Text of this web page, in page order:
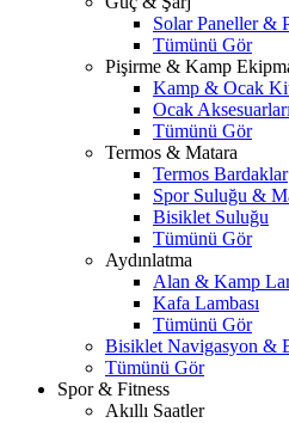
Solar Paneller &
Tümünü Gör
Pişirme & Kamp
Kamp & Ocak
Ocak Aksesuarları
Tümünü Gör
Termos & Matara
Termos Bardaklar
Spor Suluğu &
Bisiklet Suluğu
Tümünü Gör
Aydınlatma
Alan & Kamp
Kafa Lambası
Tümünü Gör
Bisiklet Navigasyon &
Tümünü Gör
Spor & Fitness
Akıllı Saatler